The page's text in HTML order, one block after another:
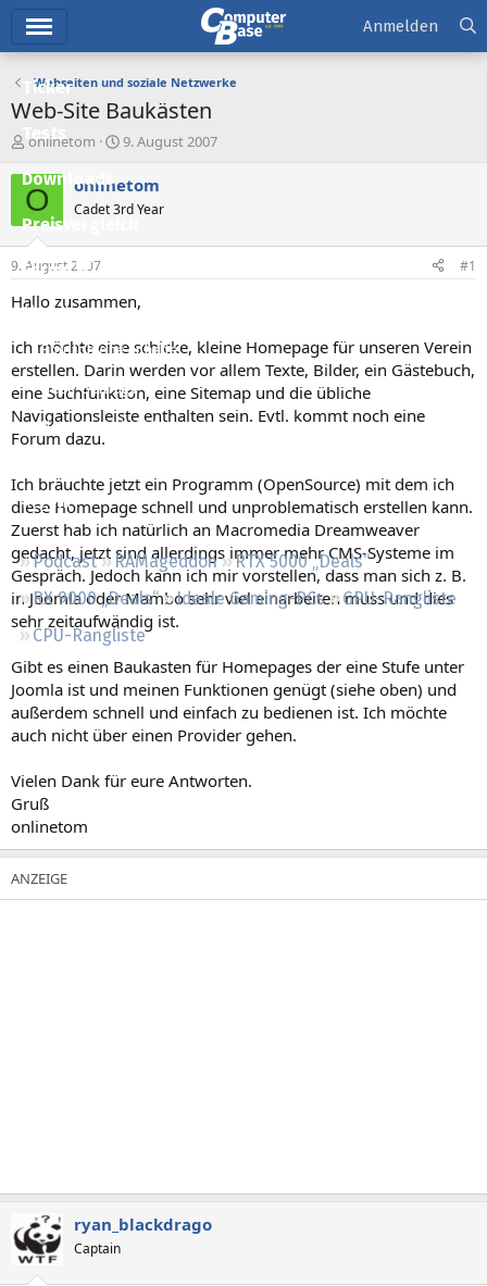
Ticker
Tests
Downloads
Preisvergleich
Forum
Aktuelles
Empfohlene Inhalte
Neue Beiträge
Neueste Aktivitäten
Regeln
Podcast RAMageddon
RTX 5000 „Deals“
RX 9000 „Deals“
Ideale Gaming-PCs
GPU-Rangliste
CPU-Rangliste
Anmelden
Webseiten und soziale Netzwerke
Web-Site Baukästen
E
s
t
e
l
e
r
onlinetom
E
s
e
t
a
9. August 2007
O onlinetom
Cadet 3rd Year
9. August 2007 #1
Hallo zusammen,
ich möchte eine schicke, kleine Homepage für unseren Verein
erstellen. Darin werden vor allem Texte, Bilder, ein Gästebuch,
eine Suchfunktion, eine Sitemap und die übliche
Navigationsleiste enthalten sein. Evtl. kommt noch eine
Forum dazu.
Ich bräuchte jetzt ein Programm (OpenSource) mit dem ich
diese Homepage schnell und unproblematisch erstellen kann.
Zuerst hab ich natürlich an Macromedia Dreamweaver
gedacht, jetzt sind allerdings immer mehr CMS-Systeme im
Gespräch. Jedoch kann ich mir vorstellen, dass man sich z. B.
in Joomla oder Mambo sehr viel einarbeiten muss und dies
sehr zeitaufwändig ist.
Gibt es einen Baukasten für Homepages der eine Stufe unter
Joomla ist und meinen Funktionen genügt (siehe oben) und
außerdem schnell und einfach zu bedienen ist. Ich möchte
auch nicht über einen Provider gehen.
Vielen Dank für eure Antworten.
Gruß
onlinetom
ryan_blackdrago
Captain